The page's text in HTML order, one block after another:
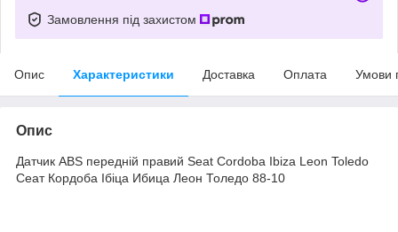
Замовлення під захистом
Опис Характеристики Доставка Оплата Умови
Опис
Датчик ABS передній правий Seat Cordoba Ibiza Leon Toledo
Сеат Кордоба Ібіца Ибица Леон Толедо 88-10